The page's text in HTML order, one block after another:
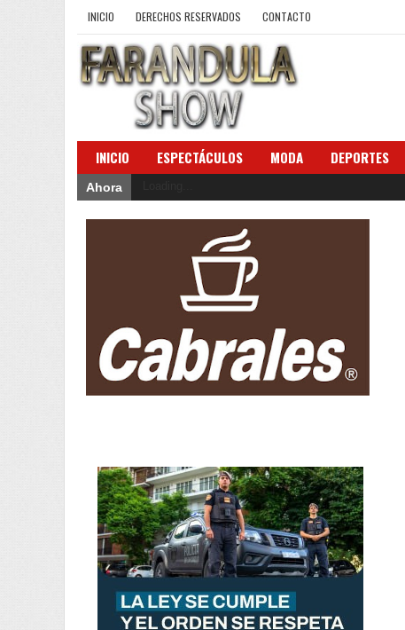
INICIO DERECHOS RESERVADOS CONTACTO
INICIO ESPECTÁCULOS MODA DEPORTES
Ahora